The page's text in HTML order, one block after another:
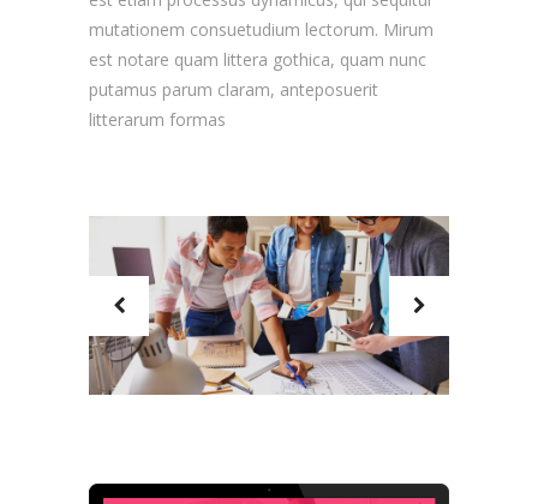
mutationem consuetudium lectorum. Mirum
est notare quam littera gothica, quam nunc
putamus parum claram, anteposuerit
litterarum formas